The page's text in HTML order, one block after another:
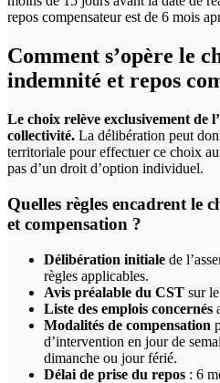
repos compensateur est de 6 mois
Comment s’opère le
indemnité et repos
Le choix relève exclusivement de
collectivité. La délibération peut
territoriale pour effectuer ce choix
pas d’un droit d’option individuel.
Quelles règles encadrent le
et compensation ?
Délibération initiale de
règles applicables.
Avis préalable du CST sur
Liste des emplois concernés
Modalités de compensation
d’intervention en jour de
dimanche ou jour férié.
Délai de prise du repos : 6